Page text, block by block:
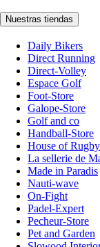
Nuestras tiendas
Daily Bikers
Direct Running
Direct-Volley
Espace Golf
Foot-Store
Galope-Store
Golf and co
Handball-Store
House of Rugby
La sellerie de
Made in Paradis
Nauti-wave
On-Fight
Padel-Expert
Pecheur-Store
Pet and Garden